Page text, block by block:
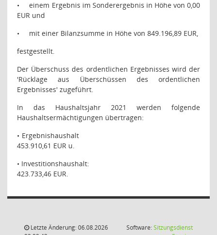
•
einem Ergebnis im Sonderergebnis in Höhe von 0,00
EUR und
•
mit einer Bilanzsumme in Höhe von 849.196,89 EUR,
festgestellt.
Der Überschuss des ordentlichen Ergebnisses wird der
'Rücklage aus Überschüssen des ordentlichen
Ergebnisses' zugeführt.
In das Haushaltsjahr 2021 werden folgende
Haushaltsermächtigungen übertragen:
• Ergebnishaushalt
453.910,61 EUR u.
• Investitionshaushalt:
423.733,46 EUR.
Letzte Änderung: 06.08.2026
Software:Sitzungsdienst